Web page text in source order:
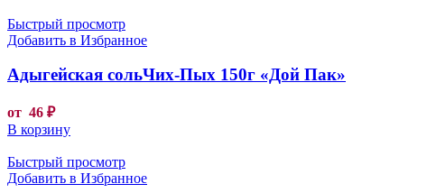
Быстрый просмотр
Добавить в Избранное
Адыгейская сольЧих-Пых 150г «Дой Пак»
от 46 ₽
В корзину
Быстрый просмотр
Добавить в Избранное